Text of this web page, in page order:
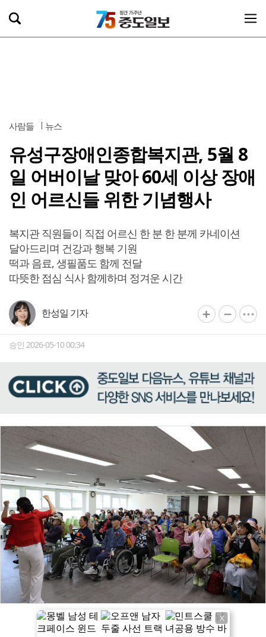
사람들 뉴스
유성구장애인종합복지관, 5월 8
일 어버이날 맞아 60세 이상 장애
인 어르신들 위한 기념행사
복지관 직원들이 직접 어르신 한 분 한 분께 카네이션
달아드리며 건강과 행복 기원
떡과 음료, 생필품도 함께 전달
따뜻한 점심 식사 함께하며 정겨운 시간
한성일 기자
승인 2026-05-10 00:34
X